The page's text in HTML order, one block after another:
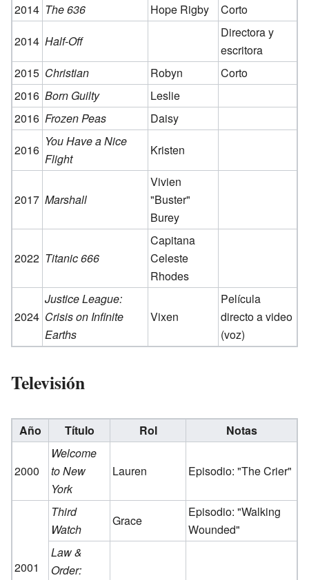
2014 The 636 Hope Rigby
Corto
2014 Half-Off
Directora y
escritora
2015 Christian Robyn
Corto
2016 Born Guilty
Leslie
2016 Frozen Peas
Daisy
2016
You Have a Nice
Flight
Kristen
2017 Marshall
Vivien
"Buster"
Burey
2022 Titanic 666
Capitana
Celeste
Rhodes
2024
Justice League:
Crisis on Infinite
Earths
Vixen
Película
directo a video
(voz)
Televisión
Año Título Rol Notas
2000
Welcome
to New
York
Lauren Episodio: "The Crier"
2001
Third
Watch
Grace
Episodio: "Walking
Wounded"
Law &
Order: